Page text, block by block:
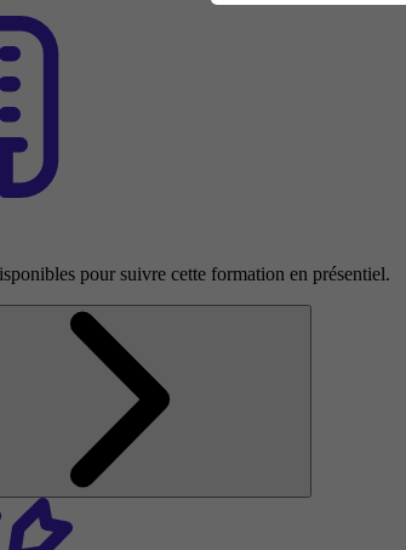
pour suivre cette formation en présentiel.